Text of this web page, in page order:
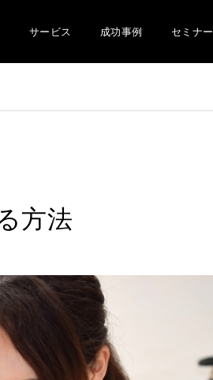
サービス 成功事例 セミナー
方法